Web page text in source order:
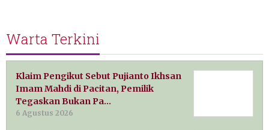
Warta Terkini
Klaim Pengikut Sebut Pujianto Ikhsan
Imam Mahdi di Pacitan, Pemilik
Tegaskan Bukan Pa…
6 Agustus 2026